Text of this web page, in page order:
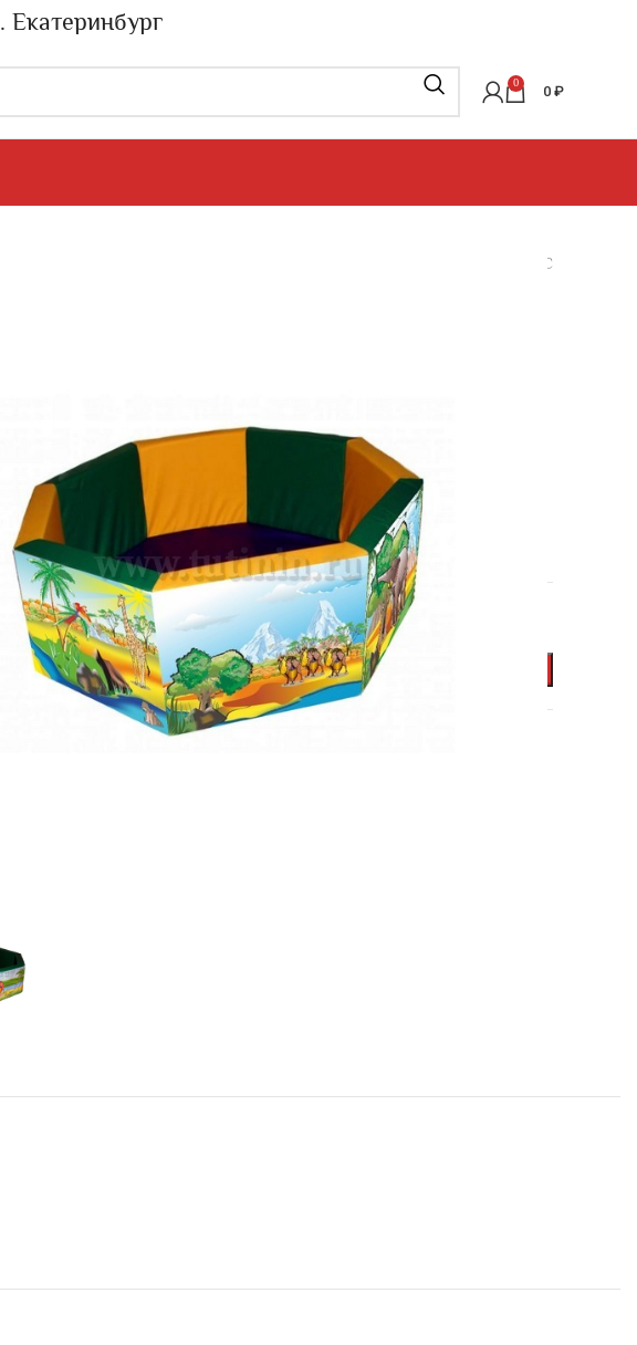
Екатеринбург
0
0 ₽
ВОСЬМИГРАННЫЕ СУХИЕ БАССЕИНЫ С
БАССЕЙН (с шелкографией)
B10см
ВИНИЛИСКОЖА (ВИК)
В КОРЗИНУ